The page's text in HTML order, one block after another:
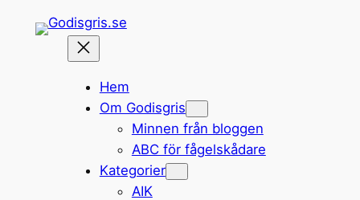
Hem
Om Godisgris
Minnen från bloggen
ABC för fågelskådare
Kategorier
AIK